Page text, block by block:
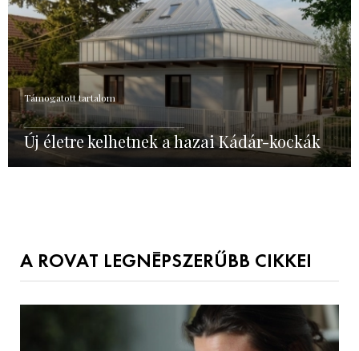
Támogatott tartalom
Új életre kelhetnek a hazai Kádár-kockák
A ROVAT LEGNÉPSZERŰBB CIKKEI